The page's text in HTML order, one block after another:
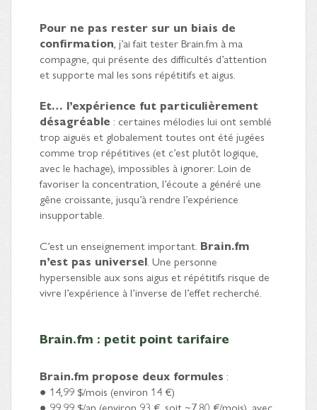
Pour ne pas rester sur un biais de
confirmation, j’ai fait tester Brain.fm à ma
compagne, qui présente des difficultés d’attention
et supporte mal les sons répétitifs et aigus.
Et… l’expérience fut particulièrement
désagréable : certaines mélodies lui ont semblé
trop aiguës et globalement toutes ont été jugées
comme trop répétitives (et c’est plutôt logique,
avec le hachage), impossibles à ignorer. Loin de
favoriser la concentration, l’écoute a généré une
gêne croissante, jusqu’à rendre l’expérience
insupportable.
C’est un enseignement important. Brain.fm
n’est pas universel. Une personne
hypersensible aux sons aigus et répétitifs risque de
vivre l’expérience à l’inverse de l’effet recherché.
Brain.fm : petit point tarifaire
Brain.fm propose deux formules :
● 14,99 $/mois (environ 14 €)